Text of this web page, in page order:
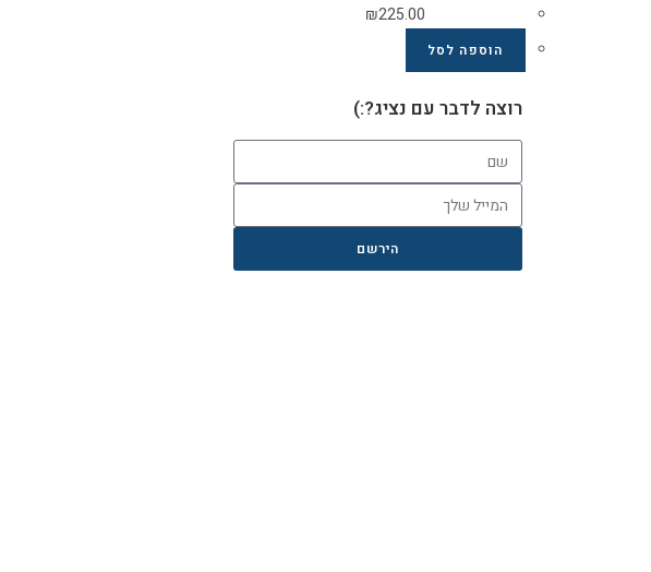
₪225.00
הוספה לסל
רוצה לדבר עם נציג?:)
הירשם